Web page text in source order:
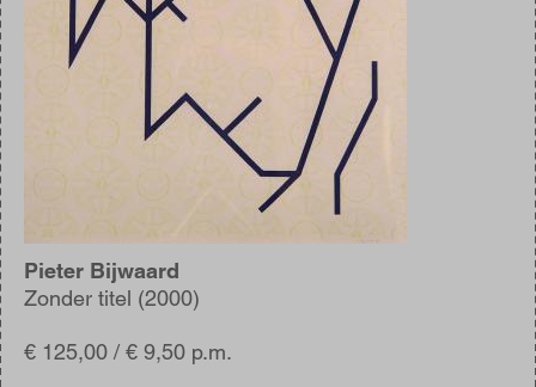
Pieter Bijwaard
Zonder titel (2000)
€ 125,00 / € 9,50 p.m.